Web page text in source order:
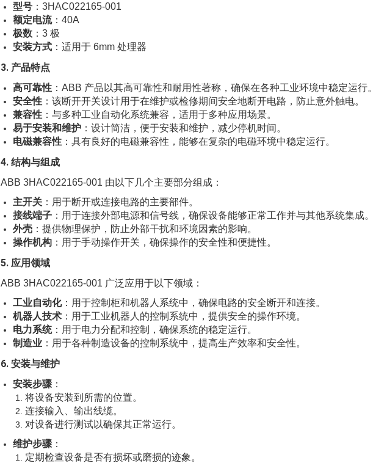
型号 ：3HAC022165-001
额定电流：40A
极数 ：3 极
安装方式 ：适用于 6mm 处理器
3. 产品特点
高可靠性 ：ABB 产品以其高可靠性和耐用性著称，确保在各种工业环境中稳定运行。
安全性 ：该断开开关设计用于在维护或检修期间安全地断开电路，防止意外触电。
兼容性 ：与多种工业自动化系统兼容，适用于多种应用场景。
易于安装和维护 ：设计简洁，便于安装和维护，减少停机时间。
电磁兼容性 ：具有良好的电磁兼容性，能够在复杂的电磁环境中稳定运行。
4. 结构与组成
ABB 3HAC022165-001 由以下几个主要部分组成：
主开关 ：用于断开或连接电路的主要部件。
接线端子 ：用于连接外部电源和信号线，确保设备能够正常工作并与其他系统集成。
外壳 ：提供物理保护，防止外部干扰和环境因素的影响。
操作机构 ：用于手动操作开关，确保操作的安全性和便捷性。
5. 应用领域
ABB 3HAC022165-001 广泛应用于以下领域：
工业自动化：用于控制柜和机器人系统中，确保电路的安全断开和连接。
机器人技术 ：用于工业机器人的控制系统中，提供安全的操作环境。
电力系统：用于电力分配和控制，确保系统的稳定运行。
制造业 ：用于各种制造设备的控制系统中，提高生产效率和安全性。
6. 安装与维护
安装步骤 ：
将设备安装到所需的位置。
连接输入、输出线缆。
对设备进行测试以确保其正常运行。
维护步骤 ：
定期检查设备是否有损坏或磨损的迹象。